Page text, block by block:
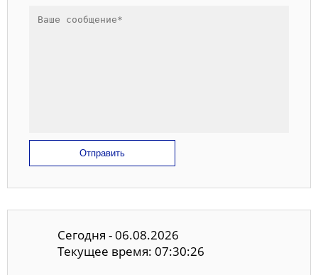
Отправить
Сегодня - 06.08.2026
Текущее время: 07:30:26